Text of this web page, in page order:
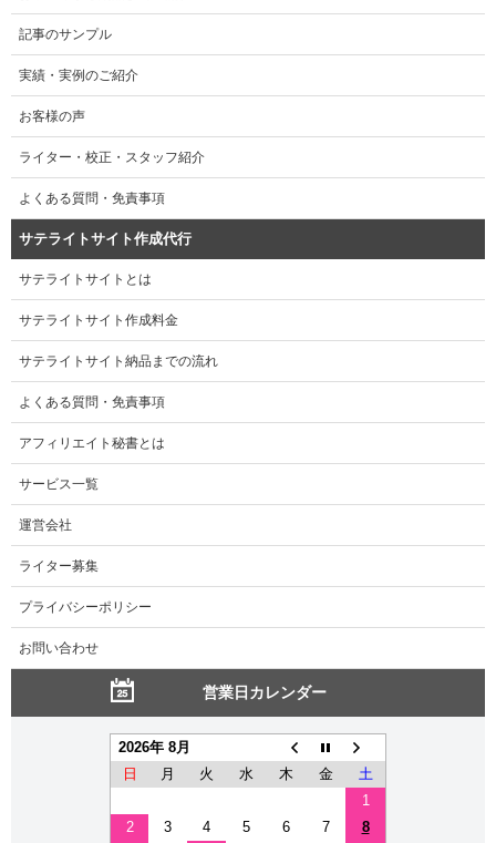
記事のサンプル
実績・実例のご紹介
お客様の声
ライター・校正・スタッフ紹介
よくある質問・免責事項
サテライトサイト作成代行
サテライトサイトとは
サテライトサイト作成料金
サテライトサイト納品までの流れ
よくある質問・免責事項
アフィリエイト秘書とは
サービス一覧
運営会社
ライター募集
プライバシーポリシー
お問い合わせ
営業日カレンダー
2026年 8月
日
月 火 水 木 金
土
1
2
3 4 5 6 7
8